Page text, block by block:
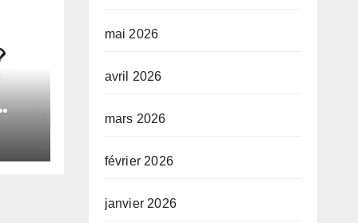
mai 2026
avril 2026
mars 2026
février 2026
janvier 2026